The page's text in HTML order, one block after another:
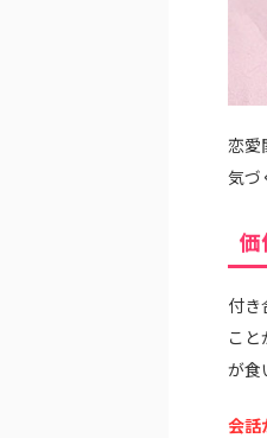
恋愛
気づ
価
付き
こ
が食
会話